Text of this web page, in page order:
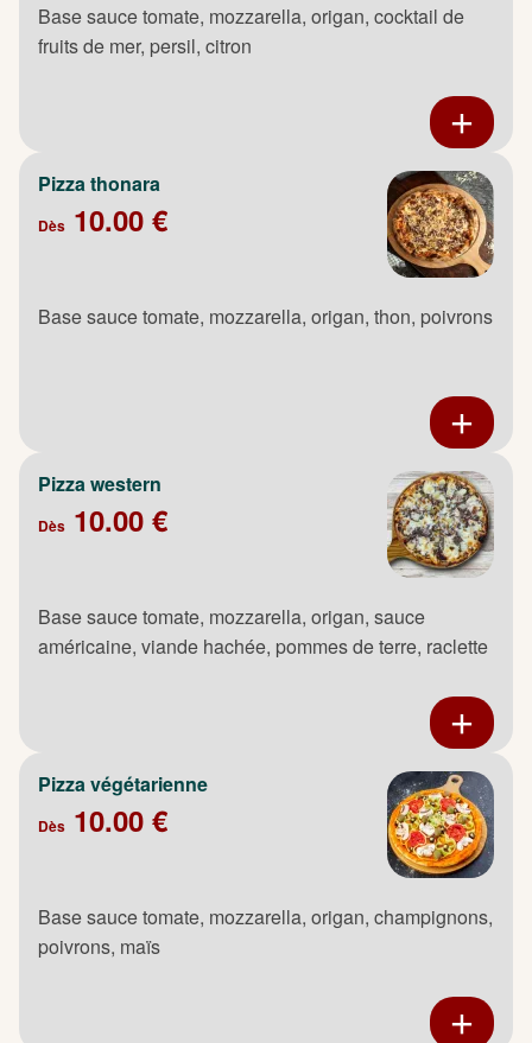
Base sauce tomate, mozzarella, origan, cocktail de
fruits de mer, persil, citron
Pizza thonara
Dès 10.00 €
Base sauce tomate, mozzarella, origan, thon, poivrons
Pizza western
Dès 10.00 €
Base sauce tomate, mozzarella, origan, sauce
américaine, viande hachée, pommes de terre, raclette
Pizza végétarienne
Dès 10.00 €
Base sauce tomate, mozzarella, origan, champignons,
poivrons, maïs